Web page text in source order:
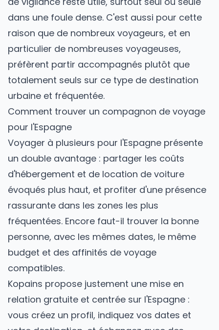
dans une foule dense. C'est aussi pour cette
raison que de nombreux voyageurs, et en
particulier de nombreuses voyageuses,
préfèrent partir accompagnés plutôt que
totalement seuls sur ce type de destination
urbaine et fréquentée.
Comment trouver un compagnon de voyage
pour l'Espagne
Voyager à plusieurs pour l'Espagne présente
un double avantage : partager les coûts
d'hébergement et de location de voiture
évoqués plus haut, et profiter d'une présence
rassurante dans les zones les plus
fréquentées. Encore faut-il trouver la bonne
personne, avec les mêmes dates, le même
budget et des affinités de voyage
compatibles.
Kopains propose justement une mise en
relation gratuite et centrée sur l'Espagne :
vous créez un profil, indiquez vos dates et